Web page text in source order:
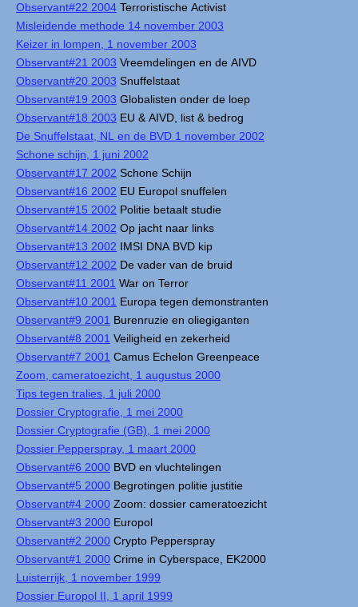
Observant#22 2004 Terroristische Activist
Misleidende methode 14 november 2003
Keizer in lompen, 1 november 2003
Observant#21 2003 Vreemdelingen en de AIVD
Observant#20 2003 Snuffelstaat
Observant#19 2003 Globalisten onder de loep
Observant#18 2003 EU & AIVD, list & bedrog
De Snuffelstaat, NL en de BVD 1 november 2002
Schone schijn, 1 juni 2002
Observant#17 2002 Schone Schijn
Observant#16 2002 EU Europol snuffelen
Observant#15 2002 Politie betaalt studie
Observant#14 2002 Op jacht naar links
Observant#13 2002 IMSI DNA BVD kip
Observant#12 2002 De vader van de bruid
Observant#11 2001 War on Terror
Observant#10 2001 Europa tegen demonstranten
Observant#9 2001 Burenruzie en oliegiganten
Observant#8 2001 Veiligheid en zekerheid
Observant#7 2001 Camus Echelon Greenpeace
Zoom, cameratoezicht, 1 augustus 2000
Tips tegen tralies, 1 juli 2000
Dossier Cryptografie, 1 mei 2000
Dossier Cryptografie (GB), 1 mei 2000
Dossier Pepperspray, 1 maart 2000
Observant#6 2000 BVD en vluchtelingen
Observant#5 2000 Begrotingen politie justitie
Observant#4 2000 Zoom: dossier cameratoezicht
Observant#3 2000 Europol
Observant#2 2000 Crypto Pepperspray
Observant#1 2000 Crime in Cyberspace, EK2000
Luisterrijk, 1 november 1999
Dossier Europol II, 1 april 1999